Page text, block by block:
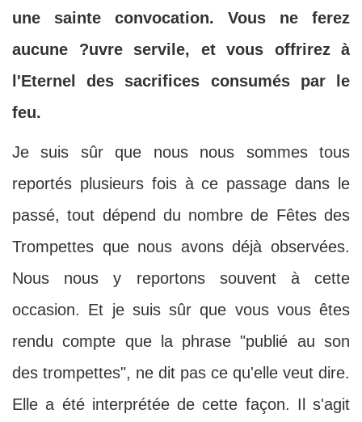
une sainte convocation. Vous ne ferez
aucune ?uvre servile, et vous offrirez à
l'Eternel des sacrifices consumés par le
feu.
Je suis sûr que nous nous sommes tous
reportés plusieurs fois à ce passage dans le
passé, tout dépend du nombre de Fêtes des
Trompettes que nous avons déjà observées.
Nous nous y reportons souvent à cette
occasion. Et je suis sûr que vous vous êtes
rendu compte que la phrase "publié au son
des trompettes", ne dit pas ce qu'elle veut dire.
Elle a été interprétée de cette façon. Il s'agit